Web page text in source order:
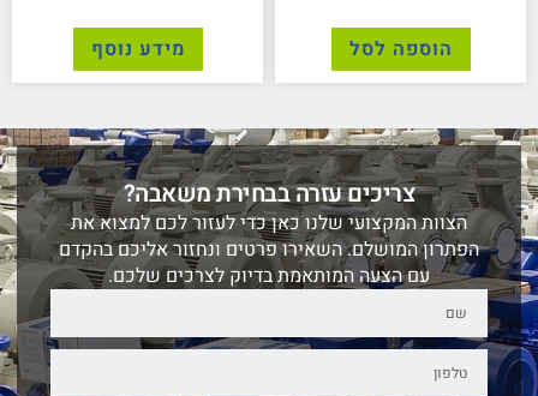
הוספה לסל מידע נוסף
צריכים עזרה בבחירת משאבה?
הצוות המקצועי שלנו כאן כדי לעזור לכם למצוא את
הפתרון המושלם. השאירו פרטים ונחזור אליכם בהקדם
עם הצעה המותאמת בדיוק לצרכים שלכם.